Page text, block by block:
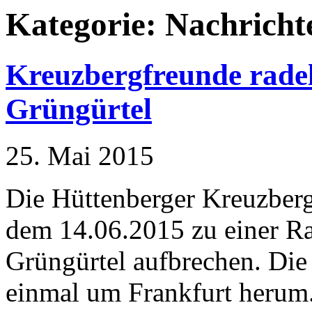
Kategorie:
Kreuzbergfreunde
Grüngürtel
25. Mai 2015
Die Hüttenberger
dem 14.06.2015 zu einer
Grüngürtel aufbrechen.
einmal um Frankfurt